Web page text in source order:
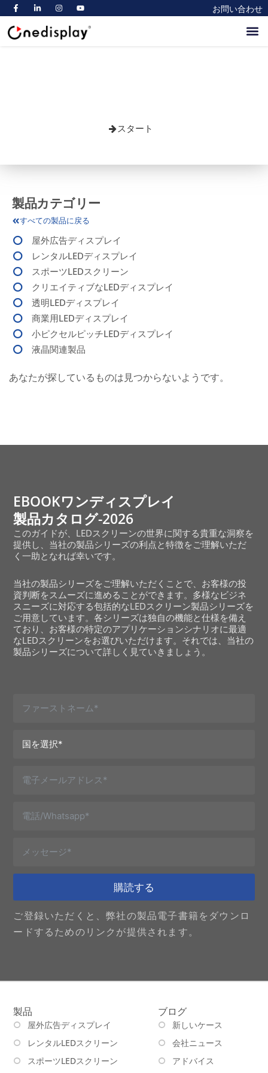
お問い合わせ
スタート
製品カテゴリー
すべての製品に戻る
屋外広告ディスプレイ
レンタルLEDディスプレイ
スポーツLEDスクリーン
クリエイティブなLEDディスプレイ
透明LEDディスプレイ
商業用LEDディスプレイ
小ピクセルピッチLEDディスプレイ
液晶関連製品
あなたが探しているものは見つからないようです。
EBOOKワンディスプレイ
製品カタログ-2026
このガイドが、LEDスクリーンの世界に関する貴重な洞察を
提供し、当社の製品シリーズの利点と特徴をご理解いただ
く一助となれば幸いです。
当社の製品シリーズをご理解いただくことで、お客様の投
資判断をスムーズに進めることができます。多様なビジネ
スニーズに対応する包括的なLEDスクリーン製品シリーズを
ご用意しています。各シリーズは独自の機能と仕様を備え
ており、お客様の特定のアプリケーションシナリオに最適
なLEDスクリーンをお選びいただけます。それでは、当社の
製品シリーズについて詳しく見ていきましょう。
購読する
ご登録いただくと、弊社の製品電子書籍をダウンロ
ードするためのリンクが提供されます。
製品
屋外広告ディスプレイ
レンタルLEDスクリーン
スポーツLEDスクリーン
ブログ
新しいケース
会社ニュース
アドバイス